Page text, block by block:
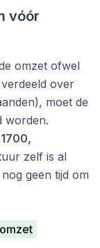
vóór
omzet ofwel
over
moet de
worden.
zelf is al
geen tijd om